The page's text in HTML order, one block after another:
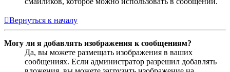
Вернуться к началу
Могу ли я добавлять изображения к сообщениям?
Да, вы можете размещать изображения в ваших
сообщениях. Если администратор разрешил добавлять